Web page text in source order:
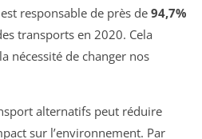
responsable de près de 94,7%
transports en 2020. Cela
nécessité de changer nos
alternatifs peut réduire
sur l’environnement. Par